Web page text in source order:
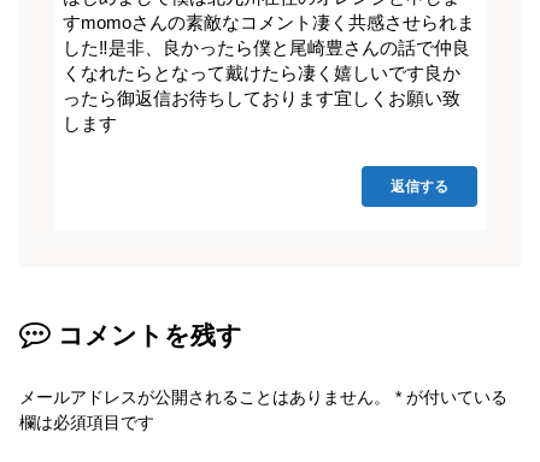
すmomoさんの素敵なコメント凄く共感させられま
した‼️是非、良かったら僕と尾崎豊さんの話で仲良
くなれたらとなって戴けたら凄く嬉しいです良か
ったら御返信お待ちしております宜しくお願い致
します
返信する
コメントを残す
メールアドレスが公開されることはありません。 * が付いている
欄は必須項目です